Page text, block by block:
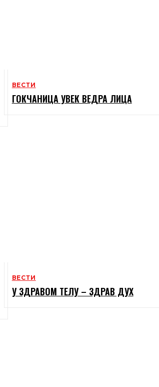
ВЕСТИ
ГОКЧАНИЦА УВЕК ВЕДРА ЛИЦА
ВЕСТИ
У ЗДРАВОМ ТЕЛУ – ЗДРАВ ДУХ